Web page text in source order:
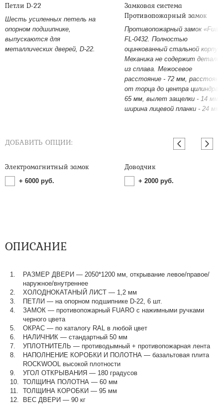
Петли D-22
Шесть усиленных петель на
опорном подшипнике,
выпускаются для
металлических дверей, D-22.
Замковая система
Противопожарный замок
Противопожарный замок
FL-0432. Полностью
оцинкованный стальной корпус.
Механика не содержит деталей
из сплава. Межосевое
расстояние - 72 мм,
от торца до центра цилиндра -
65 мм, вылет защелки - 14 мм,
ширина лицевой планки - 24 мм.
ДОБАВИТЬ ОПЦИИ:
Электромагнитный замок
+ 6000 руб.
Доводчик
+ 2000 руб.
ОПИСАНИЕ
РАЗМЕР ДВЕРИ — 2050*1200 мм, открывание левое/правое/
наружное/внутреннее
ХОЛОДНОКАТАНЫЙ ЛИСТ — 1,2 мм
ПЕТЛИ — на опорном подшипнике D-22, 6 шт.
ЗАМОК — противопожарный FUARO с нажимными ручками
черного цвета
ОКРАС — по каталогу RAL в любой цвет​​​​​​​
НАЛИЧНИК — стандартный 50 мм
УПЛОТНИТЕЛЬ — противодымный + противопожарная лента
НАПОЛНЕНИЕ КОРОБКИ И ПОЛОТНА — базальтовая плита
ROCKWOOL высокой плотности
УГОЛ ОТКРЫВАНИЯ — 180 градусов
ТОЛЩИНА ПОЛОТНА — 60 мм
ТОЛЩИНА КОРОБКИ — 95 мм
ВЕС ДВЕРИ — 90 кг